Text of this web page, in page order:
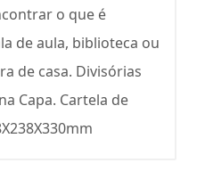
o que é
de aula, biblioteca ou
de casa. Divisórias
Capa. Cartela de